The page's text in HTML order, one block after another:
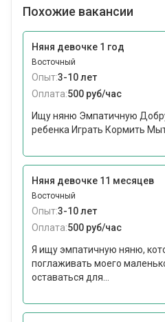
Похожие вакансии
Няня девочке 1 год
Восточный
Опыт:3-10 лет
Оплата:500 руб/час
Ищу няню Эмпатичную
ребенка Играть Кормить
Няня девочке 11 месяцев
Восточный
Опыт:3-10 лет
Оплата:500 руб/час
Я ищу эмпатичную няню,
поглаживать моего
оставаться для...